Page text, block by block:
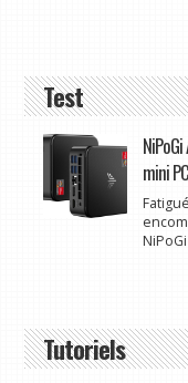
Test
mini
Tutoriels